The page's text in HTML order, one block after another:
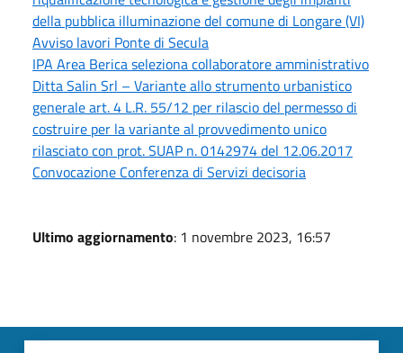
della pubblica illuminazione del comune di Longare (VI)
Avviso lavori Ponte di Secula
IPA Area Berica seleziona collaboratore amministrativo
Ditta Salin Srl – Variante allo strumento urbanistico
generale art. 4 L.R. 55/12 per rilascio del permesso di
costruire per la variante al provvedimento unico
rilasciato con prot. SUAP n. 0142974 del 12.06.2017
Convocazione Conferenza di Servizi decisoria
Ultimo aggiornamento: 1 novembre 2023, 16:57